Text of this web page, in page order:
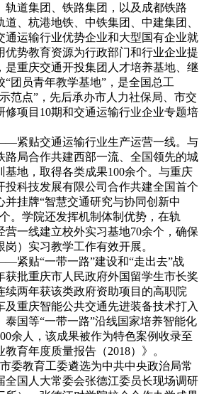
轨道集团、铁路集团，以及成都铁路
、杭港地铁、中铁集团、中建集团、
通运输行业优势企业和大型国有企业就
优势教育资源为行政部门和行业企业提
是重庆交通开投集团人才培养基地、继
团员青年教学基地”，是全国总工
范点”，先后承办市人力社保局、市交
修项目10期和交通运输行业企业专题培
紧贴交通运输行业生产运营一线。与
路局合作共建西部一流、全国领先的城
基地，取得各类成果100余个。与重庆
投科技发展有限公司合作共建全国首个
并挂牌“智慧交通研究与协同创新中
。学院还发挥机制体制优势，在轨
营一线建立校外实习基地70余个，确保
）实习教学工作有效开展。
紧贴“一带一路”建设和“走出去”战
获批重庆市人民政府外国留学生市长奖
续两年获该类政府资助项目的高职院
及重庆智能公共交通先进装备技术打入
泰国等“一带一路”沿线国家培养智能化
余人，该成果被作为特色案例收录至
育年度质量报告（2018）》。
委教育工委遴选为中共中央政治局常
全国人大常委会张德江委员长现场调研